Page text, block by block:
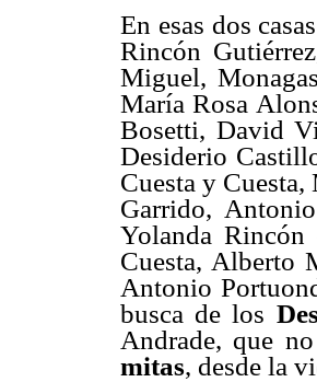
En esas dos
Rincón
Miguel,
María Rosa
Bosetti, David
Desiderio
Cuesta y
Garrido,
Yolanda
Cuesta, Alberto
Antonio
busca de los
Andrade, que
mitas, desde la